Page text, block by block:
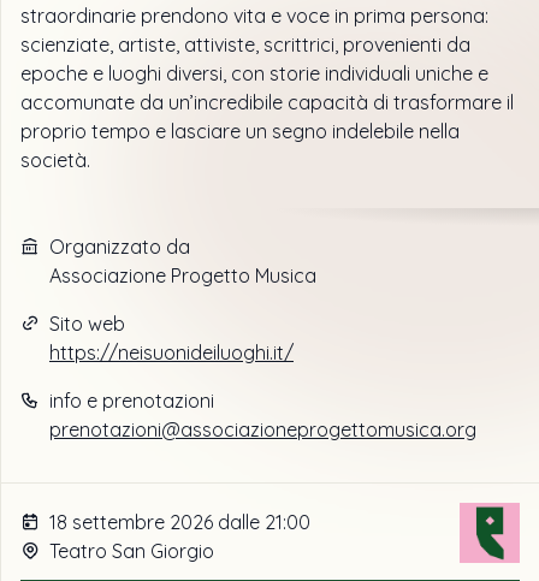
straordinarie prendono vita e voce in prima persona:
scienziate, artiste, attiviste, scrittrici, provenienti da
epoche e luoghi diversi, con storie individuali uniche e
accomunate da un’incredibile capacità di trasformare il
proprio tempo e lasciare un segno indelebile nella
società.
Organizzato da
Associazione Progetto Musica
Sito web
https://neisuonideiluoghi.it/
info e prenotazioni
prenotazioni@associazioneprogettomusica.org
18 settembre 2026 dalle 21:00
Teatro San Giorgio